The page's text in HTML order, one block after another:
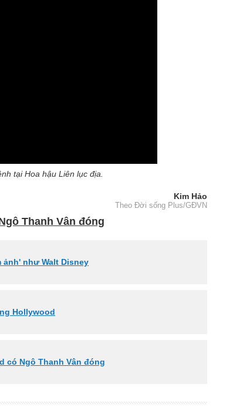
tại Hoa hậu Liên lục địa.
Kim Hảo
Theo Đời sống Plus/GĐVN
Thanh Vân đóng
ảnh' như Walt Disney
Hollywood
có Ngô Thanh Vân đóng